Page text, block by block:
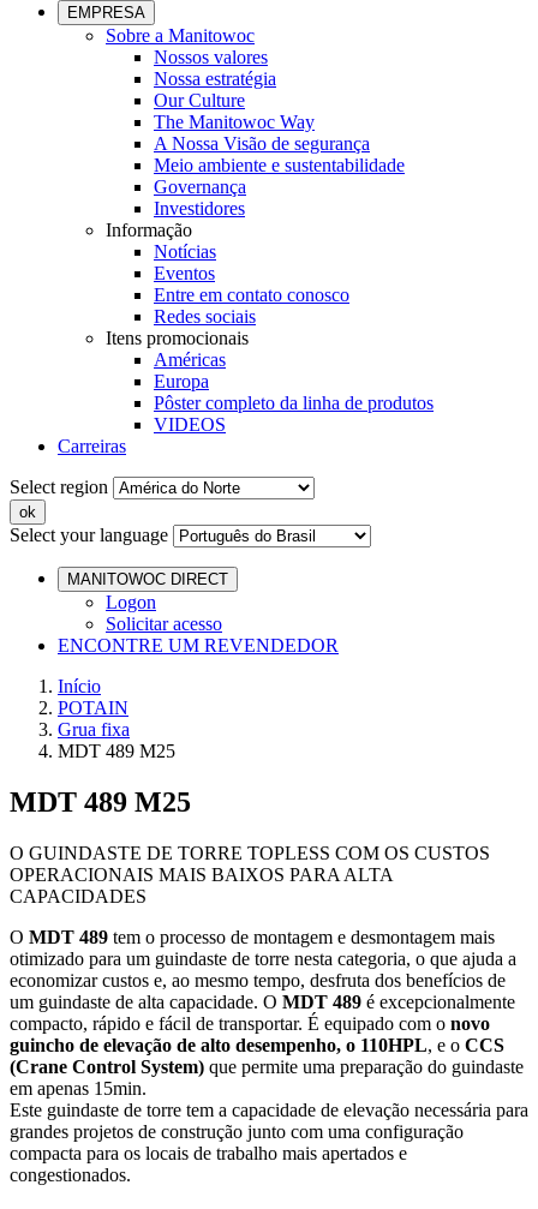
EMPRESA
Sobre a Manitowoc
Nossos valores
Nossa estratégia
Our Culture
The Manitowoc Way
A Nossa Visão de segurança
Meio ambiente e sustentabilidade
Governança
Investidores
Informação
Notícias
Eventos
Entre em contato conosco
Redes sociais
Itens promocionais
Américas
Europa
Pôster completo da linha de produtos
VIDEOS
Carreiras
Select region
Select your language
MANITOWOC DIRECT
Logon
Solicitar acesso
ENCONTRE UM REVENDEDOR
Início
POTAIN
Grua fixa
MDT 489 M25
MDT 489 M25
O GUINDASTE DE TORRE TOPLESS COM OS CUSTOS
OPERACIONAIS MAIS BAIXOS PARA ALTA
CAPACIDADES
O MDT 489 tem o processo de montagem e desmontagem mais
otimizado para um guindaste de torre nesta categoria, o que ajuda a
economizar custos e, ao mesmo tempo, desfruta dos benefícios de
um guindaste de alta capacidade. O MDT 489 é excepcionalmente
compacto, rápido e fácil de transportar. É equipado com o novo
guincho de elevação de alto desempenho, o 110HPL, e o CCS
(Crane Control System) que permite uma preparação do guindaste
em apenas 15min.
Este guindaste de torre tem a capacidade de elevação necessária para
grandes projetos de construção junto com uma configuração
compacta para os locais de trabalho mais apertados e
congestionados.